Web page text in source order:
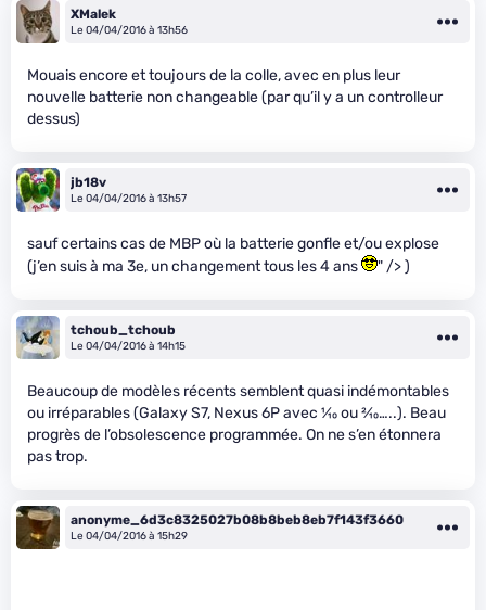
XMalek
Le 04/04/2016 à 13h56
Mouais encore et toujours de la colle, avec en plus leur
nouvelle batterie non changeable (par qu’il y a un controlleur
dessus)
jb18v
Le 04/04/2016 à 13h57
sauf certains cas de MBP où la batterie gonfle et/ou explose
(j’en suis à ma 3e, un changement tous les 4 ans
" /> )
tchoub_tchoub
Le 04/04/2016 à 14h15
Beaucoup de modèles récents semblent quasi indémontables
ou irréparables (Galaxy S7, Nexus 6P avec 1⁄10ou2⁄10…..). Beau
progrès de l’obsolescence programmée. On ne s’en étonnera
pas trop.
anonyme_6d3c8325027b08b8beb8eb7f143f3660
Le 04/04/2016 à 15h29